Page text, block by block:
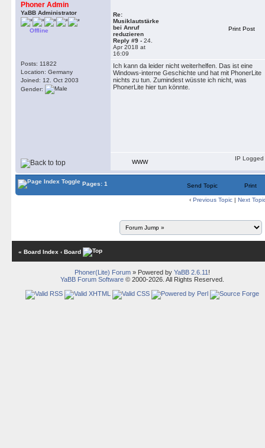
Phoner Admin
YaBB Administrator
Offline
Posts: 11822
Location: Germany
Joined: 12. Oct 2003
Gender:
Re:
Musiklautstärke
bei Anruf
reduzieren
Reply #9 - 24.
Apr 2018 at
16:09
Print Post
Ich kann da leider nicht weiterhelfen. Das ist eine
Windows-interne Geschichte und hat mit PhonerLite
nichts zu tun. Zumindest wüsste ich nicht, was
PhonerLite hier tun könnte.
WWW
IP Logged
Pages: 1 Send Topic Print
‹ Previous Topic | Next
« Board Index ‹ Board
Phoner(Lite) Forum» Powered by YaBB 2.6.11 !
YaBB Forum Software© 2000-2026. All Rights Reserved.